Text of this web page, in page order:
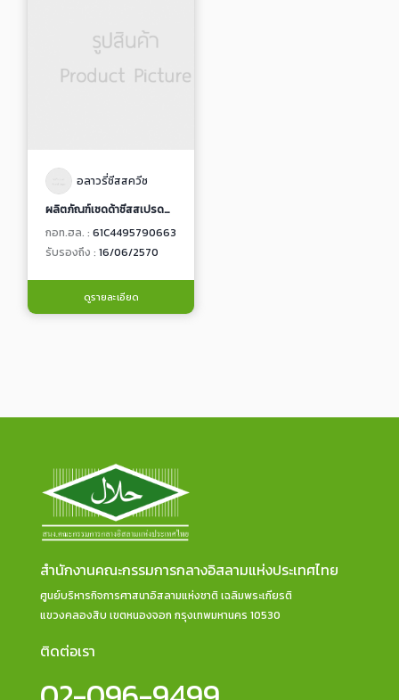
อลาวรี่ชีสสควีซ
ผลิตภัณฑ์เชดด้าชีสสเปรดผสมเห็ดทรัฟเฟิล
กอท.ฮล. : 61C4495790663
รับรองถึง : 16/06/2570
ดูรายละเอียด
สำนักงานคณะกรรมการกลางอิสลามแห่งประเทศไทย
ศูนย์บริหารกิจการศาสนาอิสลามแห่งชาติ เฉลิมพระเกียรติ
แขวงคลองสิบ เขตหนองจอก กรุงเทพมหานคร 10530
ติดต่อเรา